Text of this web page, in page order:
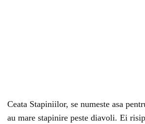
Ceata Stapiniilor, se numeste asa
au mare stapinire peste diavoli. Ei